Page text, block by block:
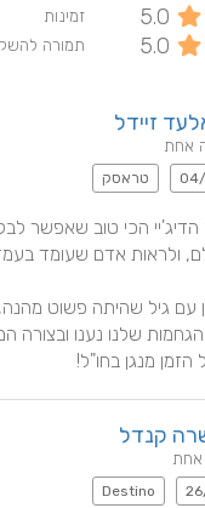
5.0 זמינות
5.0 תמורה
זיידל
אחת
טראסק
מנגן בחו"ל!
קנדל
אחת
Destino